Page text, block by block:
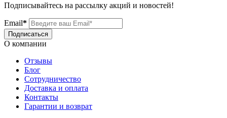
Подписывайтесь на рассылку акций и новостей!
Email*
Подписаться
О компании
Отзывы
Блог
Сотрудничество
Доставка и оплата
Контакты
Гарантии и возврат